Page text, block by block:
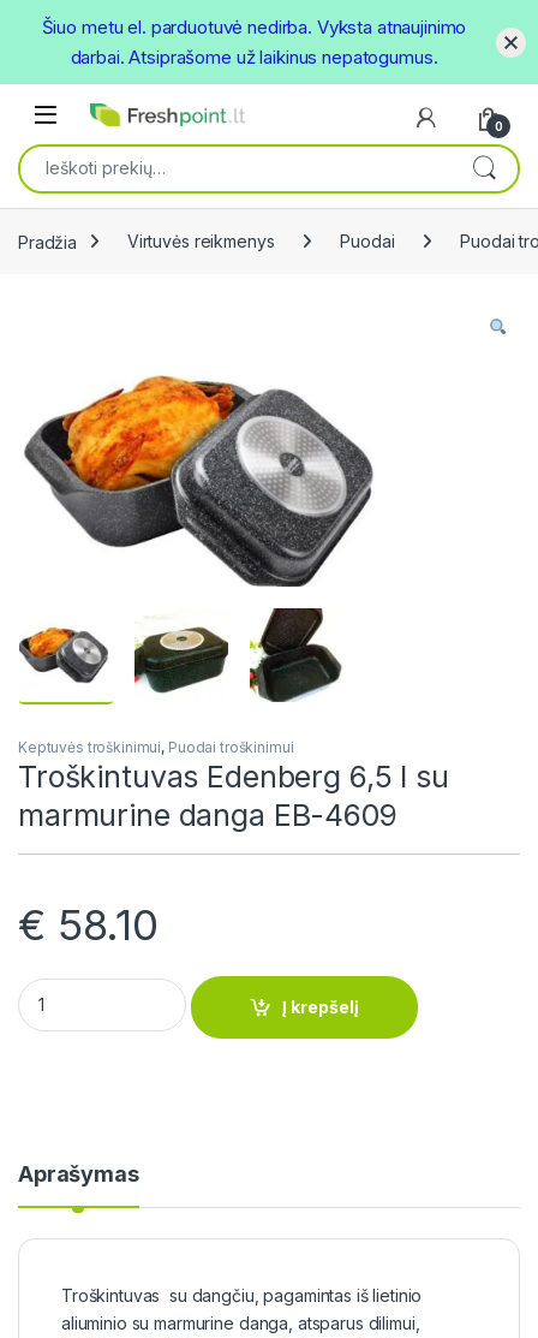
Open
0
Ieškoti:
Pradžia Virtuvės reikmenys Puodai Puodai
Keptuvės troškinimui, Puodai troškinimui
Troškintuvas Edenberg 6,5 l su
marmurine danga EB-4609
€ 58.10
Troškintuvas Edenberg 6,5 l su marmurine danga EB-4609
Į krepšelį
Aprašymas
Troškintuvas su dangčiu, pagamintas iš lietinio
aliuminio su marmurine danga, atsparus dilimui,
Šiuo metu el. parduotuvė nedirba. Vyksta atnaujinimo
darbai. Atsiprašome už laikinus nepatogumus.